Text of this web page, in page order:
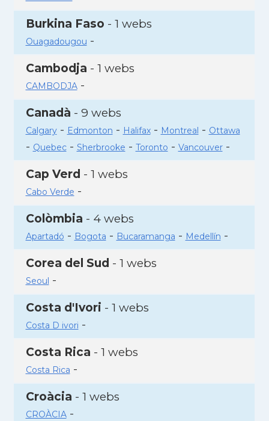
Burkina Faso - 1 webs
Ouagadougou -
Cambodja - 1 webs
CAMBODJA-
Canadà - 9 webs
Calgary- Edmonton - Halifax- Montreal - Ottawa
- Quebec- Sherbrooke - Toronto - Vancouver-
Cap Verd - 1 webs
Cabo Verde -
Colòmbia - 4 webs
Apartadó - Bogota - Bucaramanga - Medellín -
Corea del Sud - 1 webs
Seoul -
Costa d'Ivori - 1 webs
Costa D ivori -
Costa Rica - 1 webs
Costa Rica -
Croàcia - 1 webs
CROÀCIA-